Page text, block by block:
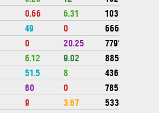
0.66 6.31
1039483
49 0
666336
0 20.25
779166
6.12 9.02
885303
51.5 8
436201
60 0
78500
9 3.67
533022